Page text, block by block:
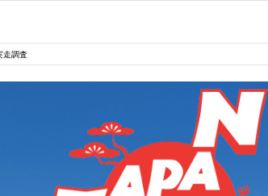
走調査